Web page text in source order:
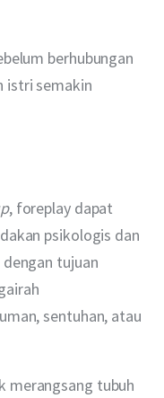
berhubungan
istri semakin
, foreplay dapat
psikologis dan
tujuan
sentuhan, atau
merangsang tubuh